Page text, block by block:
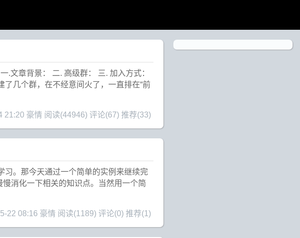
.文章背景： 二. 高级群： 三. 加入方式：
了几个群，在不经意间火了，一直排在“前
21:20 豪情 阅读(44946) 评论(67) 推荐(33)
习。那今天通过一个简单的实例来继续完
消化一下相关的知识点。当然用一个简
22 08:16 豪情 阅读(1189) 评论(0) 推荐(1)